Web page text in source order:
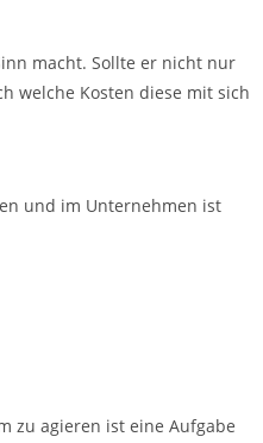
macht. Sollte er nicht nur
welche Kosten diese mit sich
und im Unternehmen ist
zu agieren ist eine Aufgabe